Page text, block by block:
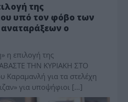
της
υπό τον φόβο των
ο
η επιλογή της
ΤΗΝ ΚΥΡΙΑΚΗ ΣΤΟ
Καραμανλή για τα στελέχη
για υποψήφιοι […]